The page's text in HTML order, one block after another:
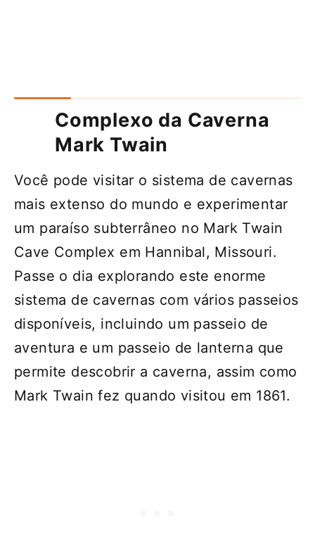
Complexo da Caverna
Mark Twain
Você pode visitar o sistema de cavernas
mais extenso do mundo e experimentar
um paraíso subterrâneo no Mark Twain
Cave Complex em Hannibal, Missouri.
Passe o dia explorando este enorme
sistema de cavernas com vários passeios
disponíveis, incluindo um passeio de
aventura e um passeio de lanterna que
permite descobrir a caverna, assim como
Mark Twain fez quando visitou em 1861.